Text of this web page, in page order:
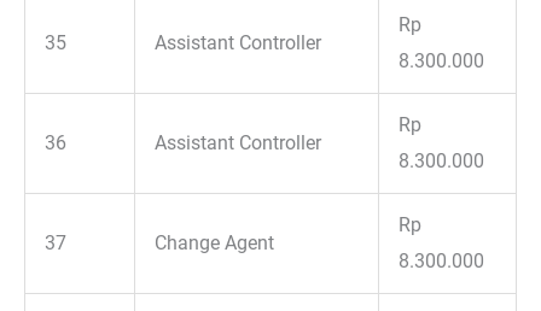
35 Assistant Controller
Rp
8.300.000
36 Assistant Controller
Rp
8.300.000
37 Change Agent
Rp
8.300.000